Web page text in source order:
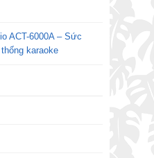
ACT-6000A – Sức
karaoke